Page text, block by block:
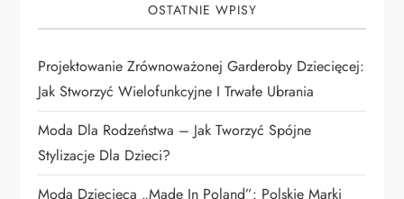
a
w
p
i
OSTATNIE WPISY
Projektowanie Zrównoważonej Garderoby Dziecięcej:
Jak Stworzyć Wielofunkcyjne I Trwałe Ubrania
Moda Dla Rodzeństwa – Jak Tworzyć Spójne
Stylizacje Dla Dzieci?
Moda Dziecięca „Made In Poland”: Polskie Marki